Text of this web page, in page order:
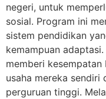
negeri, untuk
sosial. Program ini
sistem pendidikan
kemampuan
memberi
usaha mereka sendiri
perguruan tinggi.